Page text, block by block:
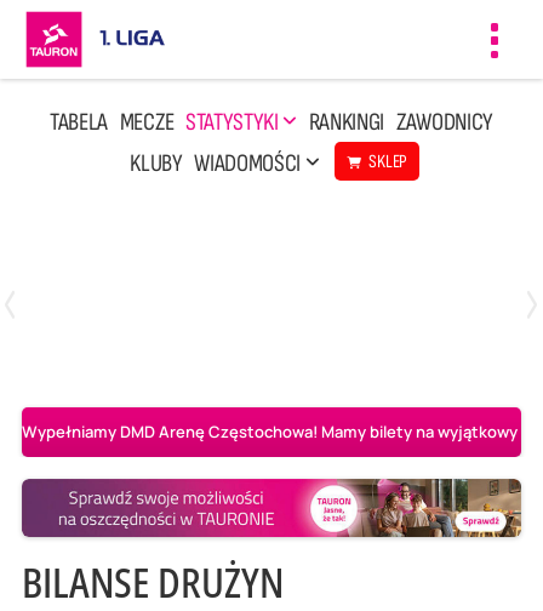
TABELA MECZE STATYSTYKI RANKINGI ZAWODNICY
KLUBY WIADOMOŚCI SKLEP
Wypełniamy DMD Arenę Częstochowa! Mamy bilety na wyjątkowy
BILANSE DRUŻYN